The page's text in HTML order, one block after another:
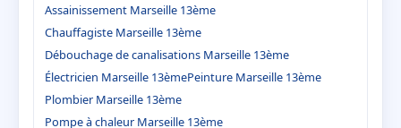
Assainissement Marseille 13ème
Chauffagiste Marseille 13ème
Débouchage de canalisations Marseille 13ème
Électricien Marseille 13èmePeinture Marseille 13ème
Plombier Marseille 13ème
Pompe à chaleur Marseille 13ème